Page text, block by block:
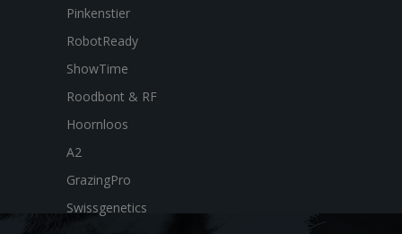
Pinkenstier
RobotReady
ShowTime
Roodbont & RF
Hoornloos
A2
GrazingPro
Swissgenetics